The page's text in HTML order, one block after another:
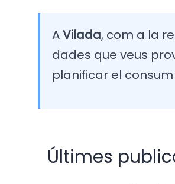
AVilada, com a la
dades que veus
planificar el
Últimes